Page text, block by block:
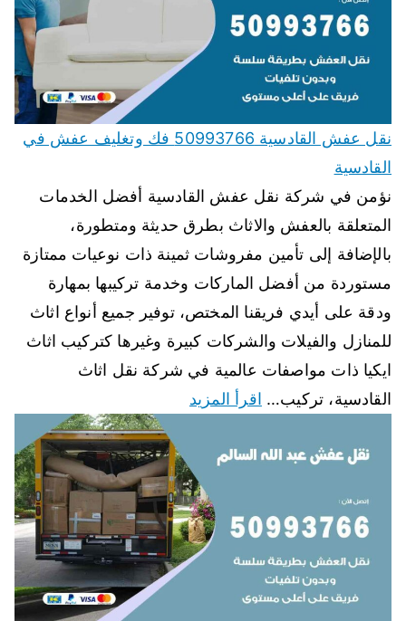
نقل عفش القادسية 50993766 فك وتغليف عفش في
القادسية
نؤمن في شركة نقل عفش القادسية أفضل الخدمات
المتعلقة بالعفش والاثاث بطرق حديثة ومتطورة،
بالإضافة إلى تأمين مفروشات ثمينة ذات نوعيات ممتازة
مستوردة من أفضل الماركات وخدمة تركيبها بمهارة
ودقة على أيدي فريقنا المختص، توفير جميع أنواع اثاث
للمنازل والفيلات والشركات كبيرة وغيرها كتركيب اثاث
ايكيا ذات مواصفات عالمية في شركة نقل اثاث
القادسية، تركيب… اقرأ المزيد